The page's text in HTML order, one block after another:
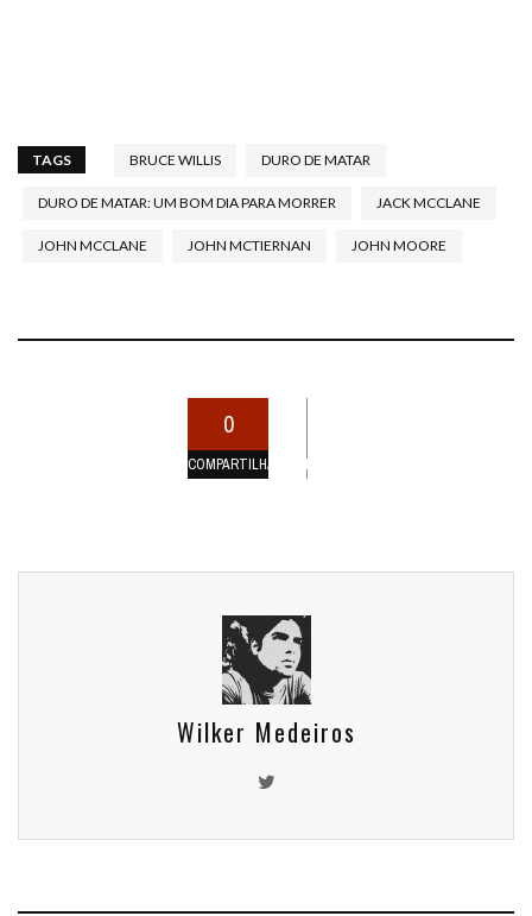
TAGS BRUCE WILLIS DURO DE MATAR
DURO DE MATAR: UM BOM DIA PARA MORRER JACK MCCLANE
JOHN MCCLANE JOHN MCTIERNAN JOHN MOORE
0
COMPARTILHAMENTOS
Wilker Medeiros